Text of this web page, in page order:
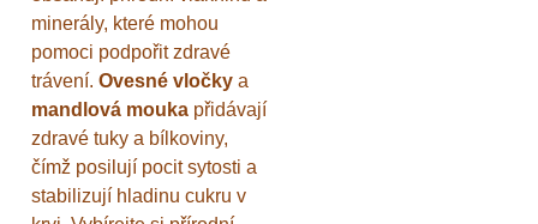
minerály, které mohou
pomoci podpořit zdravé
trávení. Ovesné vločky a
mandlová mouka přidávají
zdravé tuky a bílkoviny,
čímž posilují pocit sytosti a
stabilizují hladinu cukru v